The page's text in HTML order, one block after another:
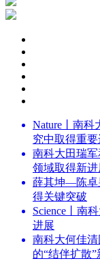
Nature丨南
究中取得重要
南科大田瑞
领域取得新进
薛其坤—陈卓
得关键突破
Science丨南
进展
南科大何佳
的“结伴扩散”